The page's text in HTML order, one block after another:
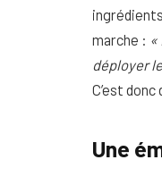
marche :
déployer
C’est
Une